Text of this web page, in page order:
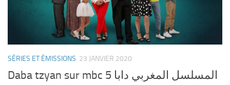
SÉRIES ET ÉMISSIONS 23 JANVIER 2020
Daba tzyan sur mbc 5 المسلسل المغربي دابا